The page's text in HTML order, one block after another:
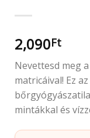
2,090Ft
Nevettesd meg
matricáival! Ez az
mintákkal és